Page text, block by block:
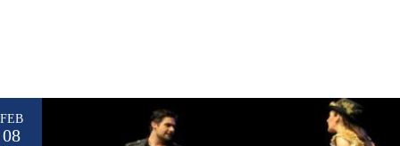
FEB
08